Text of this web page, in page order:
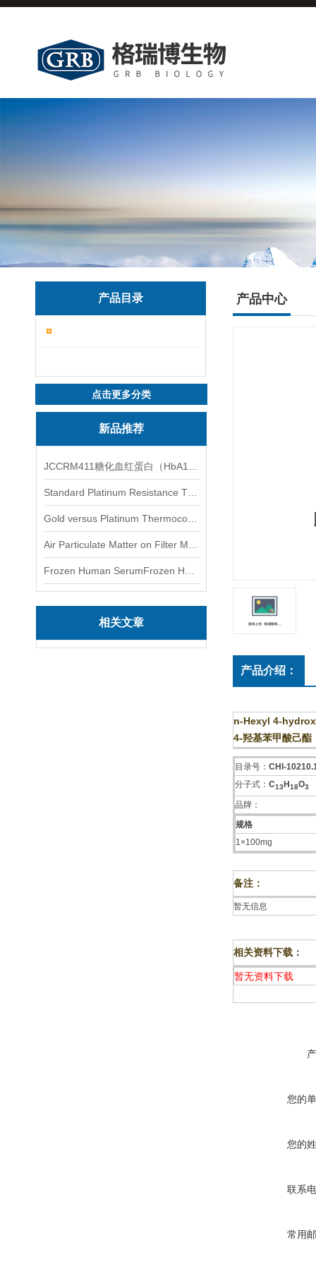
产品目录
点击更多分类
新品推荐
相关文章
产品中心
产品介绍：
n-Hexyl 4-
4-羟基苯甲酸己酯
目录号： CHI-
分子式： C13 H 18O3
品牌：
规格
1×100mg
备注：
暂无信息
相关资料下载：
暂无资料下载
您的
您的
联系
常用